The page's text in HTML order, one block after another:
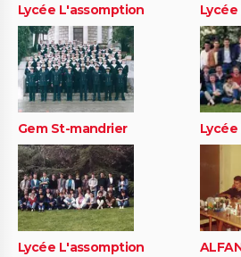
Lycée L'assomption
Gem St-mandrier
Lycée L'assomption